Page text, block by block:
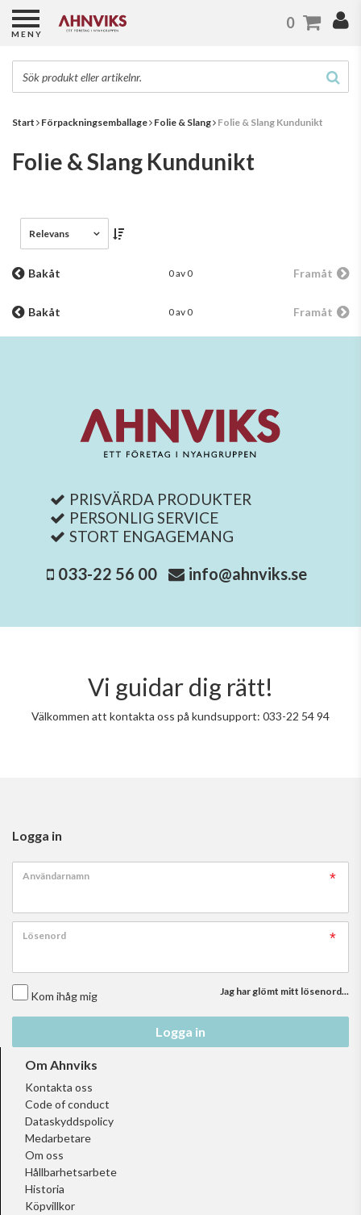
Start Förpackningsemballage Folie & Slang Folie & Slang Kundunikt
Folie & Slang Kundunikt
Relevans
Bakåt 0 av 0 Framåt
Bakåt 0 av 0 Framåt
PRISVÄRDA PRODUKTER
PERSONLIG SERVICE
STORT ENGAGEMANG
033-22 56 00 info@ahnviks.se
Vi guidar dig rätt!
Välkommen att kontakta oss på kundsupport: 033-22 54 94
Logga in
Användarnamn
Lösenord
Kom ihåg mig Jag har glömt mitt lösenord...
Logga in
Om Ahnviks
Kontakta oss
Code of conduct
Dataskyddspolicy
Medarbetare
Om oss
Hållbarhetsarbete
Historia
Köpvillkor
MENY
0